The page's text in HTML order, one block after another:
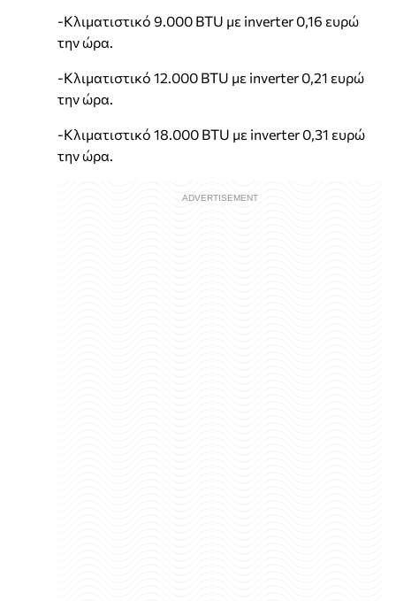
-Κλιματιστικό 9.000 BTU με inverter 0,16 ευρώ
την ώρα.
-Κλιματιστικό 12.000 BTU με inverter 0,21 ευρώ
την ώρα.
-Κλιματιστικό 18.000 BTU με inverter 0,31 ευρώ
την ώρα.